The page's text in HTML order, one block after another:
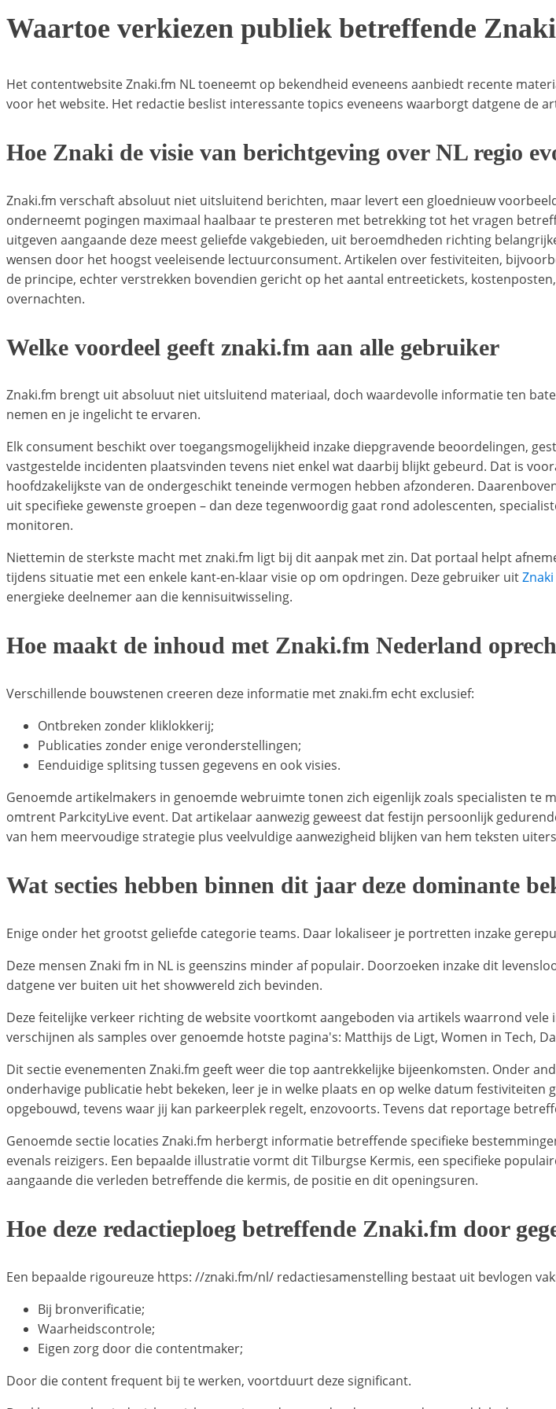
Waartoe verkiezen publiek betreffende
Het contentwebsite Znaki.fm NL toeneemt op bekendheid eveneens aanbiedt recente
voor het website. Het redactie beslist interessante topics eveneens waarborgt datgene de
Hoe Znaki de visie van berichtgeving over NL regio
Znaki.fm verschaft absoluut niet uitsluitend berichten, maar levert een gloednieuw
onderneemt pogingen maximaal haalbaar te presteren met betrekking tot het vragen
uitgeven aangaande deze meest geliefde vakgebieden, uit beroemdheden richting
wensen door het hoogst veeleisende lectuurconsument. Artikelen over festiviteiten,
de principe, echter verstrekken bovendien gericht op het aantal entreetickets,
overnachten.
Welke voordeel geeft znaki.fm aan alle gebruiker
Znaki.fm brengt uit absoluut niet uitsluitend materiaal, doch waardevolle informatie ten
nemen en je ingelicht te ervaren.
Elk consument beschikt over toegangsmogelijkheid inzake diepgravende beoordelingen,
vastgestelde incidenten plaatsvinden tevens niet enkel wat daarbij blijkt gebeurd. Dat is
hoofdzakelijkste van de ondergeschikt teneinde vermogen hebben afzonderen.
uit specifieke gewenste groepen – dan deze tegenwoordig gaat rond adolescenten,
monitoren.
Niettemin de sterkste macht met znaki.fm ligt bij dit aanpak met zin. Dat portaal helpt
tijdens situatie met een enkele kant-en-klaar visie op om opdringen. Deze gebruiker uit
energieke deelnemer aan die kennisuitwisseling.
Hoe maakt de inhoud met Znaki.fm Nederland
Verschillende bouwstenen creeren deze informatie met znaki.fm echt exclusief:
Ontbreken zonder kliklokkerij;
Publicaties zonder enige veronderstellingen;
Eenduidige splitsing tussen gegevens en ook visies.
Genoemde artikelmakers in genoemde webruimte tonen zich eigenlijk zoals specialisten te
omtrent ParkcityLive event. Dat artikelaar aanwezig geweest dat festijn persoonlijk
van hem meervoudige strategie plus veelvuldige aanwezigheid blijken van hem teksten
Wat secties hebben binnen dit jaar deze dominante
Enige onder het grootst geliefde categorie teams. Daar lokaliseer je portretten inzake
Deze mensen Znaki fm in NL is geenszins minder af populair. Doorzoeken inzake dit
datgene ver buiten uit het showwereld zich bevinden.
Deze feitelijke verkeer richting de website voortkomt aangeboden via artikels waarrond
verschijnen als samples over genoemde hotste pagina's: Matthijs de Ligt, Women in Tech,
Dit sectie evenementen Znaki.fm geeft weer die top aantrekkelijke bijeenkomsten. Onder
onderhavige publicatie hebt bekeken, leer je in welke plaats en op welke datum
opgebouwd, tevens waar jij kan parkeerplek regelt, enzovoorts. Tevens dat reportage
Genoemde sectie locaties Znaki.fm herbergt informatie betreffende specifieke
evenals reizigers. Een bepaalde illustratie vormt dit Tilburgse Kermis, een specifieke
aangaande die verleden betreffende die kermis, de positie en dit openingsuren.
Hoe deze redactieploeg betreffende Znaki.fm door
Een bepaalde rigoureuze https: //znaki.fm/nl/ redactiesamenstelling bestaat uit bevlogen
Bij bronverificatie;
Waarheidscontrole;
Eigen zorg door die contentmaker;
Door die content frequent bij te werken, voortduurt deze significant.